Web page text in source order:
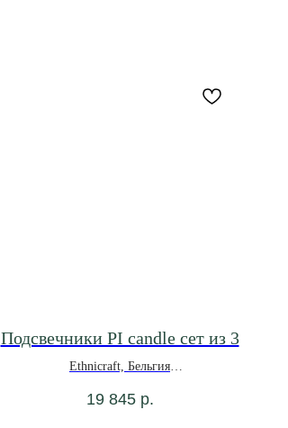
Подсвечники PI candle сет из 3
Ethnicraft, Бельгия
19 845 р.